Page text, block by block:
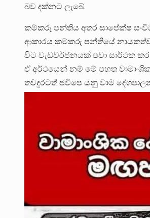
බව දක්නට ලැබේ.
කම්කරු පන්තිය අතර සාපේක්ෂ
ආකාරය කම්කරු පන්තියේ
විට වැඩවර්ජනයක් පවා සාර්ථක
ඒ අර්ථයෙන් නම් මේ පහත
තවදුරටත් ජවිපෙ යනු වාම